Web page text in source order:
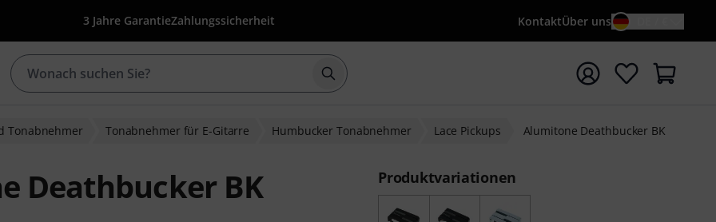
3 Jahre GarantieZahlungssicherheit KontaktÜber uns
Suche mit Suchwort {searchTerm} starten
Tonabnehmer Tonabnehmer für E-Gitarre Humbucker Tonabnehmer Lace Pickups Alumitone Deathbucker BK
Deathbucker BK Produktvariationen